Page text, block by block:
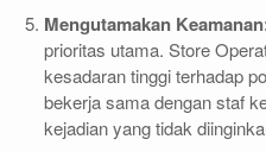
Mengutamakan
prioritas utama. Store
kesadaran tinggi terhadap
bekerja sama dengan staf
kejadian yang tidak